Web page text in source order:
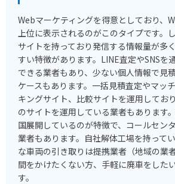
Webマーケティングを得意としており、
上位に表示されるのがこのタイプです。
サイトを持っており発信する情報量が多
すい特徴があります。LINE査定やSNSを
できる業者もあり、少ない個人情報で見
ケースもあります。一括見積査定やマッ
キングサイト、比較サイトを運用してお
のサイトを運用している業者もあります
国展開しているのが特徴で、コールセン
業者もあります。自社解体工場を持って
な車両の引き取りは提携業者（地域の業
間をかけたくない方、手軽に廃車をした
す。